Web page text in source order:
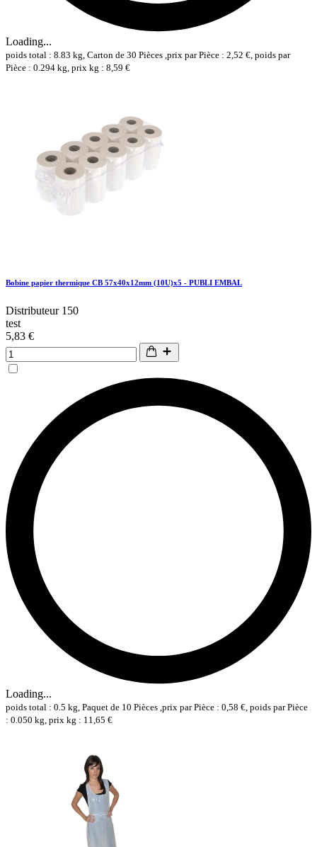
Loading...
poids total : 8.83 kg, Carton de 30 Pièces ,prix par Pièce : 2,52 €, poids par
Pièce : 0.294 kg, prix kg : 8,59 €
Bobine papier thermique CB 57x40x12mm (10U)x5 - PUBLI EMBAL
Distributeur 150
test
5,83 €
Loading...
poids total : 0.5 kg, Paquet de 10 Pièces ,prix par Pièce : 0,58 €, poids par Pièce
: 0.050 kg, prix kg : 11,65 €